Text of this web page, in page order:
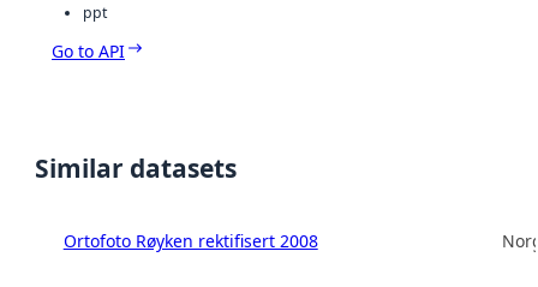
ppt
Go to API
Similar datasets
Ortofoto Røyken rektifisert 2008